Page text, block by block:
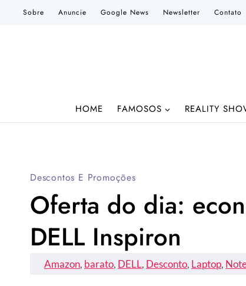
Sobre Anuncie Google News Newsletter Contato
HOME FAMOSOS REALITY
Descontos E Promoções
Oferta do dia:
DELL Inspiron
Amazon, barato, DELL, Desconto, Laptop,